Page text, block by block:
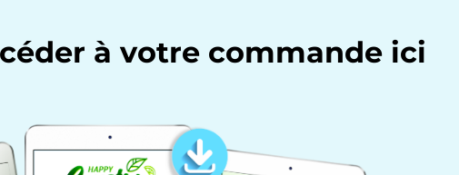
à votre commande ici